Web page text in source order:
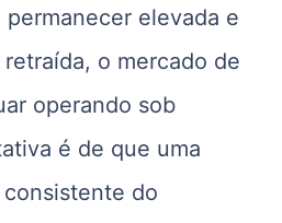
elevada e
o mercado de
operando sob
é de que uma
do